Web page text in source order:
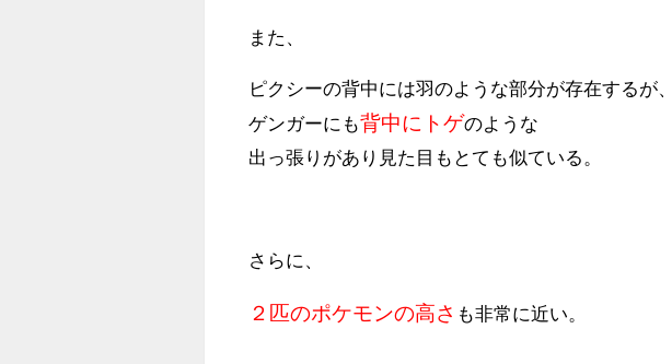
また、
ピクシーの背中には羽のような部分が存在するが、
ゲンガーにも背中にトゲのような
出っ張りがあり見た目もとても似ている。
さらに、
２匹のポケモンの高さ も非常に近い。